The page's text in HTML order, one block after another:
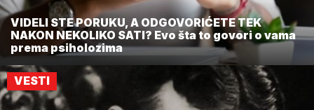
VIDELI STE PORUKU, A ODGOVORIĆETE TEK
NAKON NEKOLIKO SATI? Evo šta to govori o vama
prema psiholozima
VESTI